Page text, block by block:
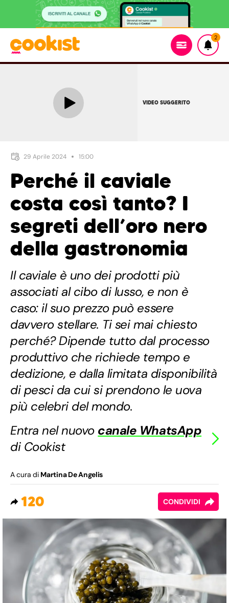
2
VIDEO SUGGERITO
29 Aprile 2024 15:00
Perché il caviale
costa così tanto? I
segreti dell’oro nero
della gastronomia
Il caviale è uno dei prodotti più
associati al cibo di lusso, e non è
caso: il suo prezzo può essere
davvero stellare. Ti sei mai chiesto
perché? Dipende tutto dal processo
produttivo che richiede tempo e
dedizione, e dalla limitata disponibilità
di pesci da cui si prendono le uova
più celebri del mondo.
Entra nel nuovo canale WhatsApp
di Cookist
A cura di Martina De Angelis
120 CONDIVIDI